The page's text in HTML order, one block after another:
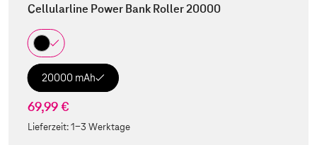
Cellularline Power Bank Roller 20000
20000 mAh
69,99 €
Lieferzeit:1-3 Werktage